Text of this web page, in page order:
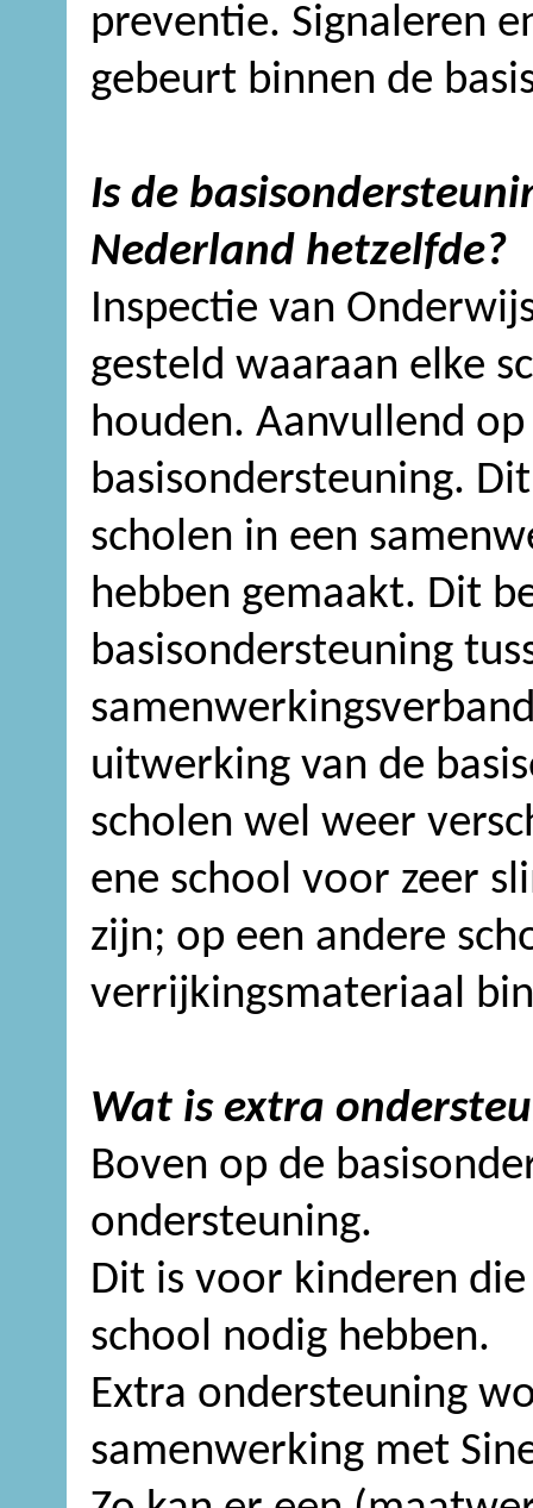
preventie. Signaleren
gebeurt binnen de
Is de
Nederland hetzelfde?
Inspectie van
gesteld waaraan elke
houden. Aanvullend
basisondersteuning.
scholen in een
hebben gemaakt. Dit
basisondersteuning
uitwerking van de
scholen wel weer
ene school voor zeer
zijn; op een andere
verrijkingsmateriaal
Wat is extra
Boven op de
ondersteuning.
Dit is voor kinderen
school nodig hebben.
Extra ondersteuning
samenwerking met